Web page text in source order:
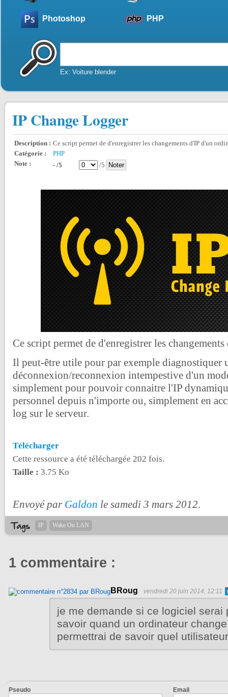
Photoshop PHP
Ex: Voiture blender
IP Change Logger
Description : Ce script permet de d'enregistrer les changements d'IP d'un
Catégorie :
PHP
Note :
- /5 /5
Ce script permet de d'enregistrer les
Il peut-être utile pour par exemple diagnostiquer
déconnexion/reconnexion intempestive d'un
simplement pour pouvoir connaitre l'IP
personnel depuis n'importe ou, simplement en
log sur le serveur.
Télécharger
Cette ressource a été téléchargée 202 fois.
Taille : 3.75 Ko
Envoyé par Galdon le samedi 3 mars 2012.
IP Wake On LAN
1 commentaire :
BRoug vendredi 20 juin 2014, 12:11
je me demande si ce logiciel serai
savoir quand un ordinateur
permettrai de savoir quel
Pseudo Email